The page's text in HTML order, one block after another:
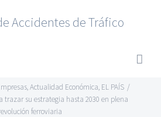
,Actualidad Económica, EL PAÍS /
trazar su estrategia hasta 2030 en plena
ferroviaria